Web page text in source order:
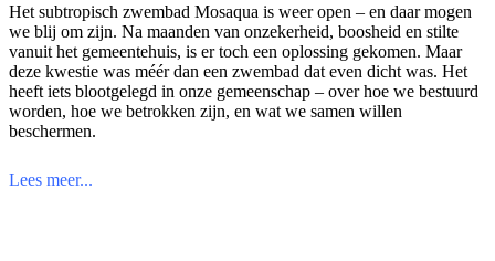
Het subtropisch zwembad Mosaqua is weer open – en daar mogen
we blij om zijn. Na maanden van onzekerheid, boosheid en stilte
vanuit het gemeentehuis, is er toch een oplossing gekomen. Maar
deze kwestie was méér dan een zwembad dat even dicht was. Het
heeft iets blootgelegd in onze gemeenschap – over hoe we bestuurd
worden, hoe we betrokken zijn, en wat we samen willen
beschermen.
Lees meer...